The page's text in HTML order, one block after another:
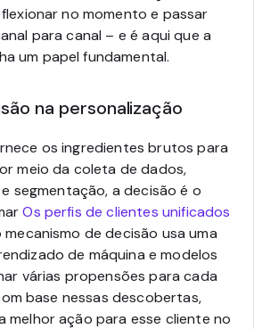
no momento e passar
para canal – e é aqui que a
um papel fundamental.
na personalização
os ingredientes brutos para
meio da coleta de dados,
segmentação, a decisão é o
Os perfis de clientes unificados
mecanismo de decisão usa uma
de máquina e modelos
várias propensões para cada
base nessas descobertas,
melhor ação para esse cliente no